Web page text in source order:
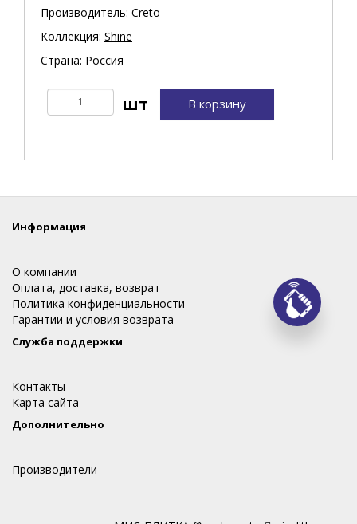
Производитель: Creto
Коллекция: Shine
Страна: Россия
В корзину
Информация
О компании
Оплата, доставка, возврат
Политика конфиденциальности
Гарантии и условия возврата
Служба поддержки
Контакты
Карта сайта
Дополнительно
Производители